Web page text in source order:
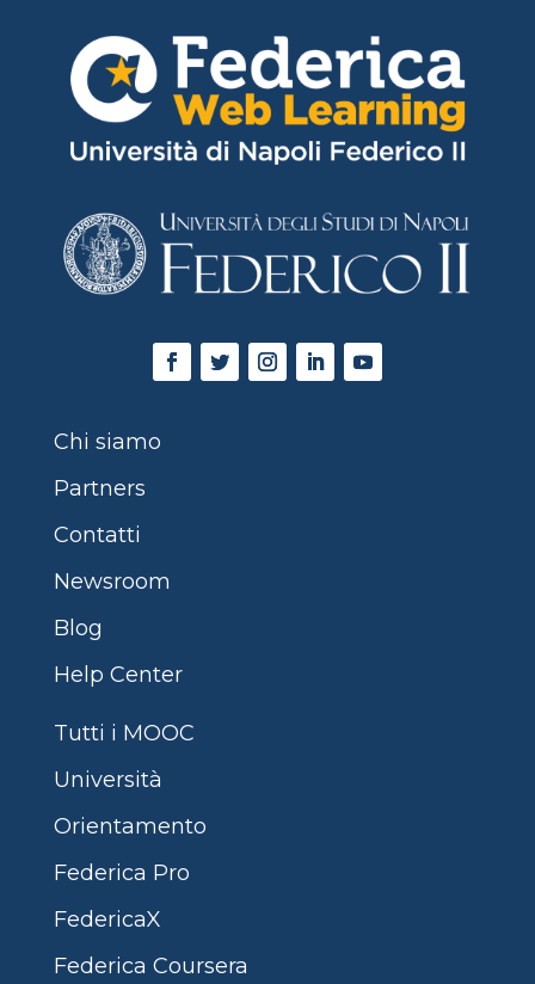
Chi siamo
Partners
Contatti
Newsroom
Blog
Help Center
Tutti i MOOC
Università
Orientamento
Federica Pro
FedericaX
Federica Coursera